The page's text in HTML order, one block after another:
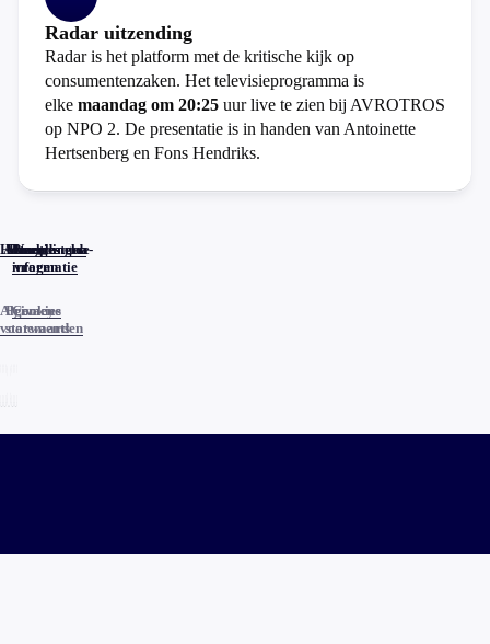
Radar uitzending
Radar is het platform met de kritische kijk op
consumentenzaken. Het televisieprogramma is
elke maandag om 20:25 uur live te zien bij AVROTROS
op NPO 2. De presentatie is in handen van Antoinette
Hertsenberg en Fons Hendriks.
Home
Actueel
Uitzendingen
Reacties
Programma-
informatie
Veelgestelde
vragen
Algemene
voorwaarden
Privacy
statements
Cookies